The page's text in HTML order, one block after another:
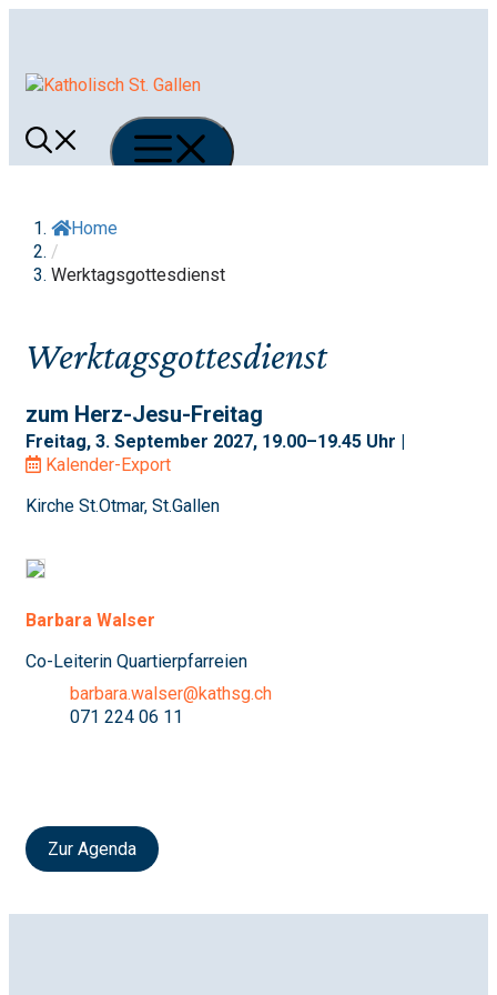
Menü
Home
/
Werktagsgottesdienst
Werktagsgottesdienst
zum Herz-Jesu-Freitag
Freitag, 3. September 2027, 19.00–19.45 Uhr |
Kalender-Export
Kirche St.Otmar, St.Gallen
Barbara Walser
Co-Leiterin Quartierpfarreien
barbara.walser@kathsg.ch
071 224 06 11
Zur Agenda